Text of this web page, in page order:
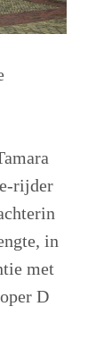
rijder
in
met
D